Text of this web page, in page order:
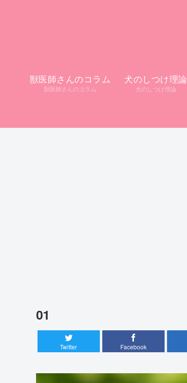
獣医師さんのコラム
獣医師さんのコラム
犬のしつけ理論
犬のしつけ理論
01
Twitter Facebook